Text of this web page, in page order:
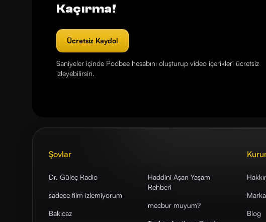
Kaçırma!
Ücretsiz Kaydol
Saniyeler içinde Podbee hesabını oluşturup video içerikleri ücretsiz
izleyebilirsin.
Şovlar
Dr. Güleç Radio
sadece film izlemiyorum
Bakıcaz
Haddini Aşan Yaşam
Rehberi
mecbur muyum?
Blog